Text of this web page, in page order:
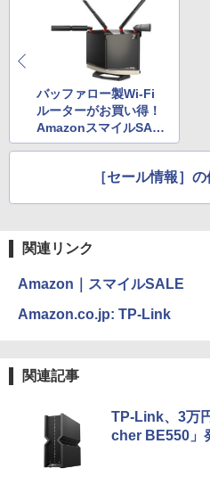
バッファロー製Wi-Fi
ルーターがお買い得！
AmazonスマイルSAL
E
［セール情報］
関連リンク
Amazon｜スマイルSALE
Amazon.co.jp: TP-Link
関連記事
TP-Link、3万
cher BE550」